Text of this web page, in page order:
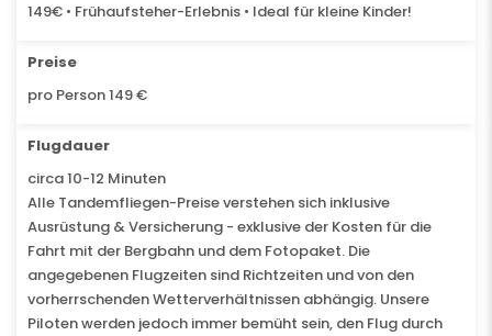
149€ • Frühaufsteher-Erlebnis • Ideal für kleine Kinder!
Preise
pro Person 149 €
Flugdauer
circa 10-12 Minuten
Alle Tandemfliegen-Preise verstehen sich inklusive
Ausrüstung & Versicherung - exklusive der Kosten für die
Fahrt mit der Bergbahn und dem Fotopaket. Die
angegebenen Flugzeiten sind Richtzeiten und von den
vorherrschenden Wetterverhältnissen abhängig. Unsere
Piloten werden jedoch immer bemüht sein, den Flug durch